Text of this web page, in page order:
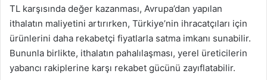
TL karşısında değer kazanması, Avrupa’dan yapılan
ithalatın maliyetini artırırken, Türkiye’nin ihracatçıları için
ürünlerini daha rekabetçi fiyatlarla satma imkanı sunabilir.
Bununla birlikte, ithalatın pahalılaşması, yerel üreticilerin
yabancı rakiplerine karşı rekabet gücünü zayıflatabilir.